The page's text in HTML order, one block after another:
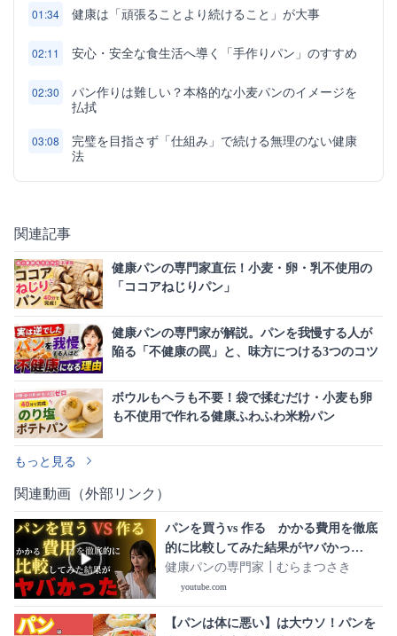
01:34 健康は「頑張ることより続けること」が大事
02:11 安心・安全な食生活へ導く「手作りパン」のすすめ
02:30
パン作りは難しい？本格的な小麦パンのイメージを
払拭
03:08
完璧を目指さず「仕組み」で続ける無理のない健康
法
関連記事
健康パンの専門家直伝！小麦・卵・乳不使用の
「ココアねじりパン」
健康パンの専門家が解説。パンを我慢する人が
陥る「不健康の罠」と、味方につける3つのコツ
ボウルもヘラも不要！袋で揉むだけ・小麦も卵
も不使用で作れる健康ふわふわ米粉パン
もっと見る
関連動画（外部リンク）
パンを買うvs 作る かかる費用を徹底
的に比較してみた結果がヤバかっ
た…！
健康パンの専門家┃むらまつさき
youtube.com
【パンは体に悪い】は大ウソ！パンを